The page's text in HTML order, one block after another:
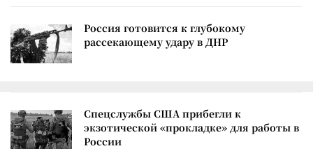
Россия готовится к глубокому
рассекающему удару в ДНР
Спецслужбы США прибегли к
экзотической «прокладке» для работы в
России